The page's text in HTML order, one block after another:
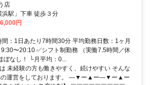
店
駅」下車 徒歩３分
円
：1日あたり7時間30分 平均勤務日数：1ヶ月
〜20:10 ✅シフト制勤務 （実働7.5時間／休
ぼなし！ └月平均：0...
未経験の方も働きやすく、続けやすい そんな
の運営をしております。 ―▼ー▲ー―▼ー▲ー